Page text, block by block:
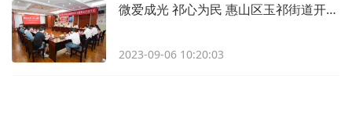
微爱成光 祁心为民 惠山区玉祁街道开展首批社区慈善基金启动仪式
2023-09-06 10:20:03